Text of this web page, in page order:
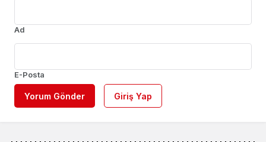
Ad
E-Posta
Yorum Gönder Giriş Yap